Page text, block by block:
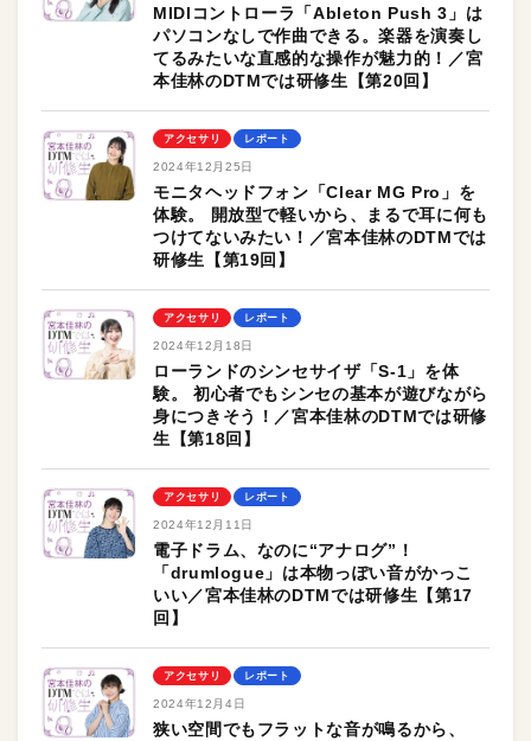
MIDIコントローラ「Ableton Push 3」は
パソコンなしで作曲できる。楽器を演奏し
てるみたいな直感的な操作が魅力的！／宮
本佳林のDTMでは研修生【第20回】
アクセサリ レポート
2024年12月25日
モニタヘッドフォン「Clear MG Pro」を
体験。 開放型で軽いから、まるで耳に何も
つけてないみたい！／宮本佳林のDTMでは
研修生【第19回】
アクセサリ レポート
2024年12月18日
ローランドのシンセサイザ「S-1」を体
験。 初心者でもシンセの基本が遊びながら
身につきそう！／宮本佳林のDTMでは研修
生【第18回】
アクセサリ レポート
2024年12月11日
電子ドラム、なのに“アナログ”！
「drumlogue」は本物っぽい音がかっこ
いい／宮本佳林のDTMでは研修生【第17
回】
アクセサリ レポート
2024年12月4日
狭い空間でもフラットな音が鳴るから、